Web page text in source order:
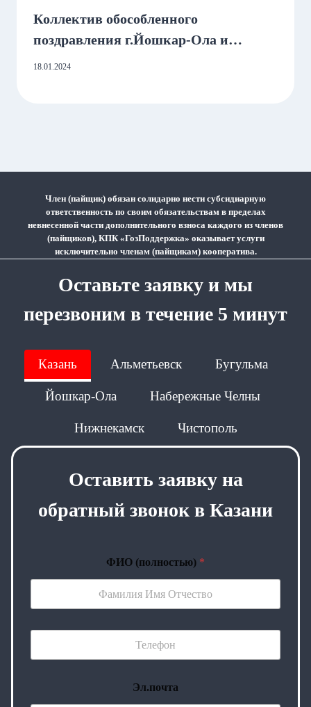
Коллектив обособленного
поздравления г.Йошкар-Ола и
Руководство Кооператива
18.01.2024
Член (пайщик) обязан солидарно нести субсидиарную
ответственность по своим обязательствам в пределах
невнесенной части дополнительного взноса каждого из членов
(пайщиков), КПК «ГозПоддержка» оказывает услуги
исключительно членам (пайщикам) кооператива.
Оставьте заявку и мы
перезвоним в течение 5 минут
Казань Альметьевск Бугульма
Йошкар-Ола Набережные Челны
Нижнекамск Чистополь
Оставить заявку на
обратный звонок в Казани
ФИО (полностью) *
Эл.почта